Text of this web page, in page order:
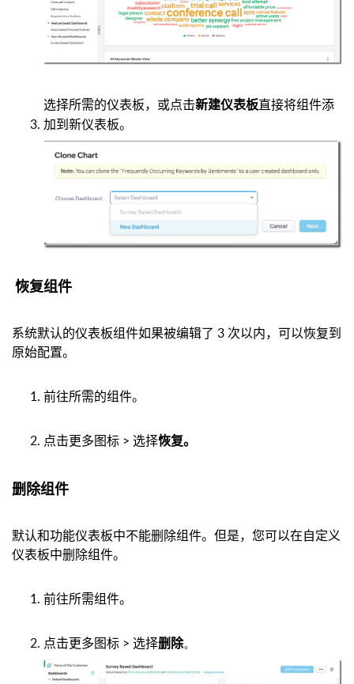
选择所需的仪表板，或点击新建仪表板直接将组件添
加到新仪表板。
恢复组件
系统默认的仪表板组件如果被编辑了 3 次以内，可以恢复到
原始配置。
前往所需的组件。
点击更多图标 > 选择恢复。
删除组件
默认和功能仪表板中不能删除组件。但是，您可以在自定义
仪表板中删除组件。
前往所需组件。
点击更多图标 > 选择删除。